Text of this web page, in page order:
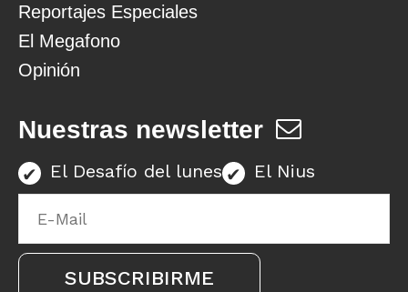
Reportajes Especiales
El Megafono
Opinión
Nuestras newsletter
El Desafío del lunes El Nius